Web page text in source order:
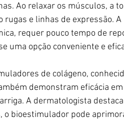
Ao relaxar os músculos, a
rugas e linhas de expressão.
requer pouco tempo de
uma opção conveniente e
de colágeno,
demonstram eficácia
A dermatologista
o bioestimulador pode